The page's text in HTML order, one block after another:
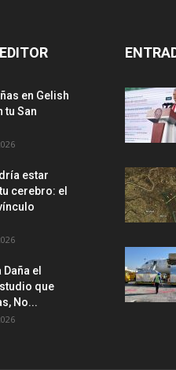
en Gelish
tu San
estar
cerebro: el
el
que
No...